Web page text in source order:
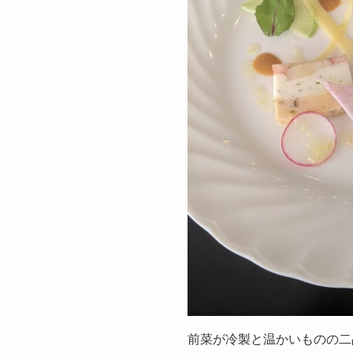
前菜が冷製と温かいものの